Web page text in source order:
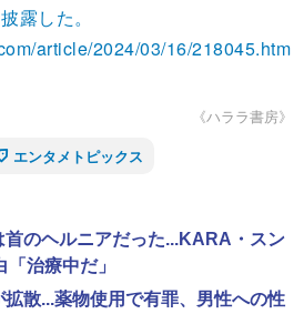
露した。
article/2024/03/16/218045.htm
《ハララ書房》
エンタメトピックス
のヘルニアだった...KARA・スン
治療中だ」
拡散...薬物使用で有罪、男性への性